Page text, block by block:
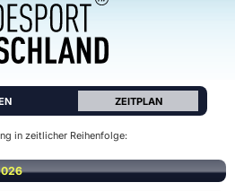
ZEITPLAN
in zeitlicher Reihenfolge: